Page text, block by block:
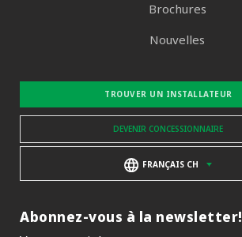
Brochures
Nouvelles
TROUVER UN INSTALLATEUR
DEVENIR CONCESSIONNAIRE
FRANÇAIS CH
Abonnez-vous à la newsletter!